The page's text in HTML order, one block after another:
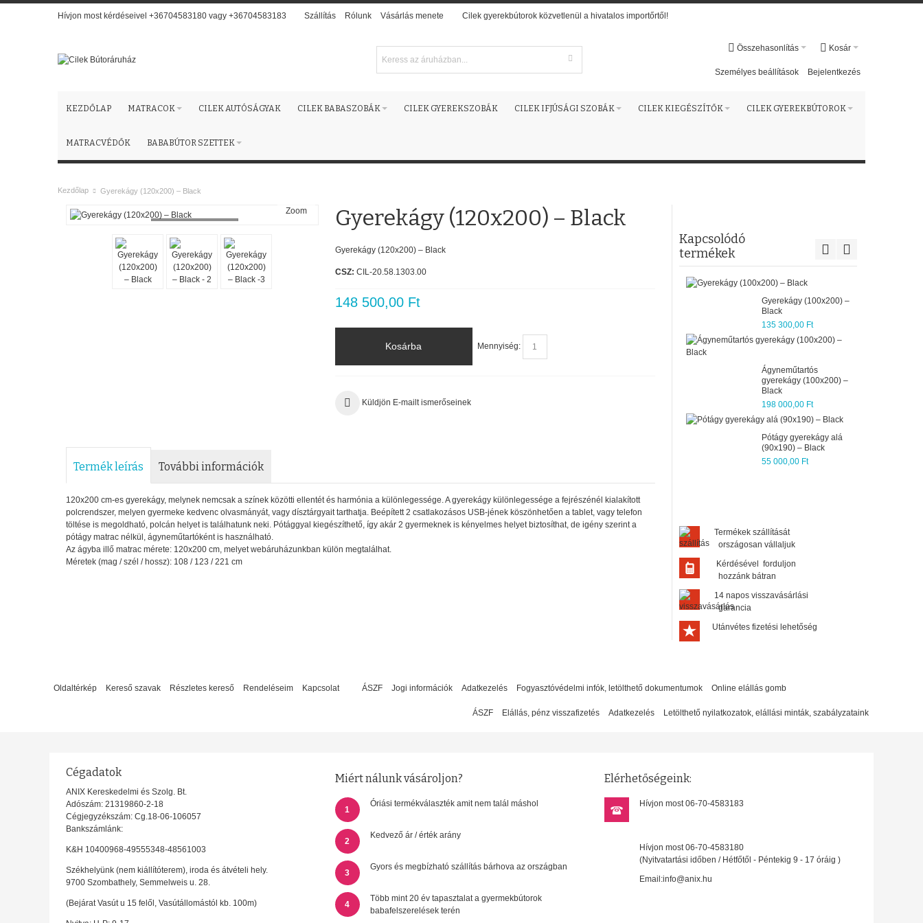
Hívjon most kérdéseivel +36704583180 vagy +36704583183 Szállítás Rólunk Vásárlás menete Cilek gyerekbútorok közvetlenül a hivatalos importőrtől!
Kosár
Összehasonlítás
Személyes beállítások Bejelentkezés
KEZDŐLAP MATRACOK CILEK AUTÓSÁGYAK CILEK BABASZOBÁK CILEK GYEREKSZOBÁK CILEK IFJÚSÁGI SZOBÁK CILEK KIEGÉSZÍTŐK CILEK GYEREKBÚTOROK
MATRACVÉDŐK BABABÚTOR SZETTEK
Kezdőlap Gyerekágy (120x200) – Black
Zoom Gyerekágy (120x200) – Black
Gyerekágy (120x200) – Black
CSZ: CIL-20.58.1303.00
148 500,00 Ft
Mennyiség:
Kosárba
Küldjön E-mailt ismerőseinek
Kapcsolódó
termékek
Háromajtós
Termékek szállítását
országosan vállaljuk
Kérdésével forduljon
hozzánk bátran
14 napos visszavásárlási
garancia
Utánvétes fizetési lehetőség
Termék leírás További információk
120x200 cm-es gyerekágy, melynek nemcsak a színek közötti ellentét és harmónia a különlegessége. A gyerekágy különlegessége a fejrészénél kialakított
polcrendszer, melyen gyermeke kedvenc olvasmányát, vagy dísztárgyait tarthatja. Beépített 2 csatlakozásos USB-jének köszönhetően a tablet, vagy telefon
töltése is megoldható, polcán helyet is találhatunk neki. Pótággyal kiegészíthető, így akár 2 gyermeknek is kényelmes helyet biztosíthat, de igény szerint a
pótágy matrac nélkül, ágyneműtartóként is használható.
Az ágyba illő matrac mérete: 120x200 cm, melyet webáruházunkban külön megtalálhat.
Méretek (mag / szél / hossz): 108 / 123 / 221 cm
Oldaltérkép Kereső szavak Részletes kereső Rendeléseim Kapcsolat ÁSZF Jogi információk Adatkezelés Fogyasztóvédelmi infók, letölthető dokumentumok Online elállás gomb
ÁSZF Elállás, pénz visszafizetés Adatkezelés Letölthető nyilatkozatok, elállási minták, szabályzataink
Cégadatok
ANIX Kereskedelmi és Szolg. Bt.
Adószám: 21319860-2-18
Cégjegyzékszám: Cg.18-06-106057
Bankszámlánk:
K&H 10400968-49555348-48561003
Székhelyünk (nem kiállítóterem), iroda és átvételi hely.
9700 Szombathely, Semmelweis u. 28.
(Bejárat Vasút u 15 felől, Vasútállomástól kb. 100m)
Miért nálunk vásároljon?
1
Óriási termékválaszték amit nem talál máshol
2
Kedvező ár / érték arány
3
Gyors és megbízható szállítás bárhova az országban
4
Több mint 20 év tapasztalat a gyermekbútorok
babafelszerelések terén
Elérhetőségeink:
Hívjon most 06-70-4583183
Hívjon most 06-70-4583180
(Nyitvatartási időben / Hétfőtől - Péntekig 9 - 17 óráig )
Email:info@anix.hu